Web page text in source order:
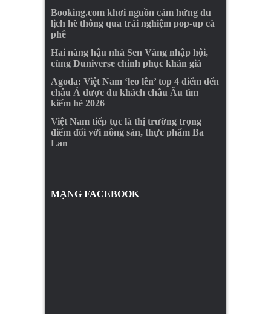
Booking.com khơi nguồn cảm hứng du
lịch hè thông qua trải nghiệm pop-up cà
phê
Hai nàng hậu nhà Sen Vàng nhập hội,
cùng Duniverse chinh phục khán giả
Agoda: Việt Nam ‘leo lên’ top 4 điểm đến
châu Á được du khách châu Âu tìm
kiếm hè 2026
Việt Nam tiếp tục là thị trường trọng
điểm đối với nông sản, thực phẩm Ba
Lan
MẠNG FACEBOOK